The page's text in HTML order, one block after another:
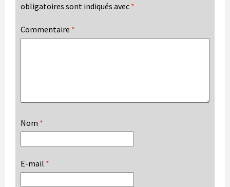
obligatoires sont indiqués avec *
Commentaire *
Nom *
E-mail *